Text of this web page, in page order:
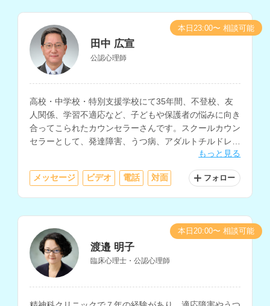
田中 広宣
公認心理師
高校・中学校・特別支援学校にて35年間、不登校、友
人関係、学習不適応など、子どもや保護者の悩みに向き
合ってこられたカウンセラーさんです。スクールカウン
セラーとして、発達障害、うつ病、アダルトチルドレ
ン、人間関係不安、摂食障害、ゲーム依存等の相談にも
もっと見る
メッセージ ビデオ 電話 対面 フォロー
本日23:00〜 相談可能
渡邉 明子
臨床心理士・公認心理師
本日20:00〜 相談可能